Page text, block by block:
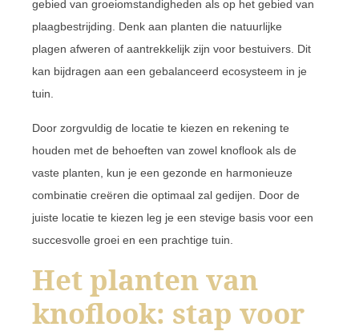
gebied van groeiomstandigheden als op het gebied van
plaagbestrijding. Denk aan planten die natuurlijke
plagen afweren of aantrekkelijk zijn voor bestuivers. Dit
kan bijdragen aan een gebalanceerd ecosysteem in je
tuin.
Door zorgvuldig de locatie te kiezen en rekening te
houden met de behoeften van zowel knoflook als de
vaste planten, kun je een gezonde en harmonieuze
combinatie creëren die optimaal zal gedijen. Door de
juiste locatie te kiezen leg je een stevige basis voor een
succesvolle groei en een prachtige tuin.
Het planten van
knoflook: stap voor